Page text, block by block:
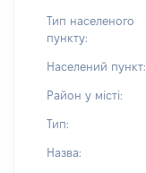
Тип населеного
пункту:
Населений пункт:
Район у місті:
Тип:
Назва: